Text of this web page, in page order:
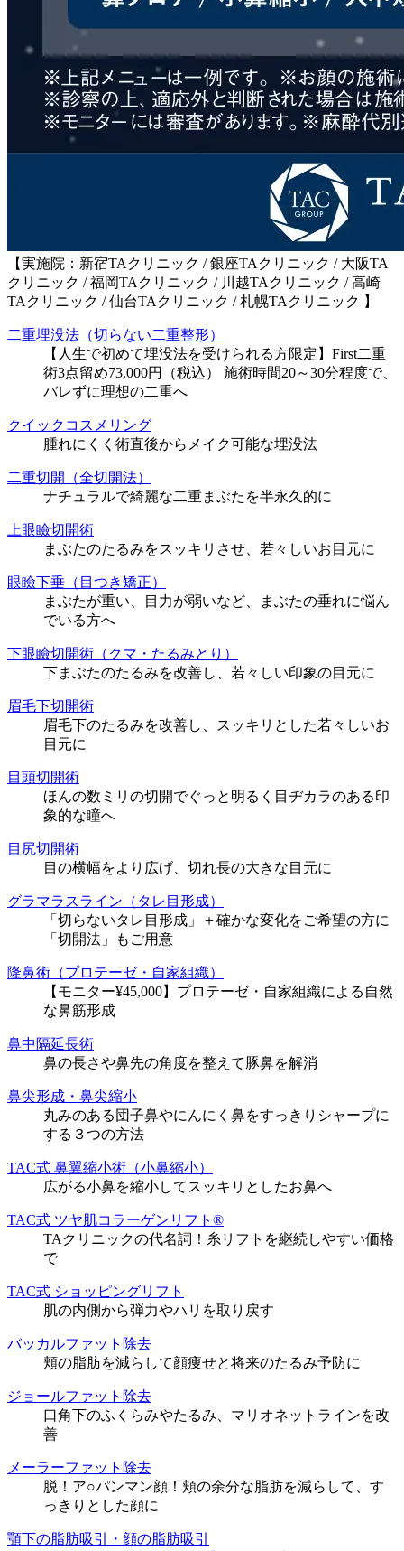
【実施院：新宿TAクリニック / 銀座TAクリニック / 大阪TA
クリニック / 福岡TAクリニック / 川越TAクリニック / 高崎
TAクリニック / 仙台TAクリニック / 札幌TAクリニック 】
二重埋没法（切らない二重整形）
【人生で初めて埋没法を受けられる方限定】First二重
術3点留め73,000円（税込） 施術時間20～30分程度で、
バレずに理想の二重へ
クイックコスメリング
腫れにくく術直後からメイク可能な埋没法
二重切開（全切開法）
ナチュラルで綺麗な二重まぶたを半永久的に
上眼瞼切開術
まぶたのたるみをスッキリさせ、若々しいお目元に
眼瞼下垂（目つき矯正）
まぶたが重い、目力が弱いなど、まぶたの垂れに悩ん
でいる方へ
下眼瞼切開術（クマ・たるみとり）
下まぶたのたるみを改善し、若々しい印象の目元に
眉毛下切開術
眉毛下のたるみを改善し、スッキリとした若々しいお
目元に
目頭切開術
ほんの数ミリの切開でぐっと明るく目ヂカラのある印
象的な瞳へ
目尻切開術
目の横幅をより広げ、切れ長の大きな目元に
グラマラスライン（タレ目形成）
「切らないタレ目形成」＋確かな変化をご希望の方に
「切開法」もご用意
隆鼻術（プロテーゼ・自家組織）
【モニター¥45,000】プロテーゼ・自家組織による自然
な鼻筋形成
鼻中隔延長術
鼻の長さや鼻先の角度を整えて豚鼻を解消
鼻尖形成・鼻尖縮小
丸みのある団子鼻やにんにく鼻をすっきりシャープに
する３つの方法
TAC式 鼻翼縮小術（小鼻縮小）
広がる小鼻を縮小してスッキリとしたお鼻へ
TAC式 ツヤ肌コラーゲンリフト®
TAクリニックの代名詞！糸リフトを継続しやすい価格
で
TAC式 ショッピングリフト
肌の内側から弾力やハリを取り戻す
バッカルファット除去
頬の脂肪を減らして顔痩せと将来のたるみ予防に
ジョールファット除去
口角下のふくらみやたるみ、マリオネットラインを改
善
メーラーファット除去
脱！ア○パンマン顔！頬の余分な脂肪を減らして、す
っきりとした顔に
顎下の脂肪吸引・顔の脂肪吸引